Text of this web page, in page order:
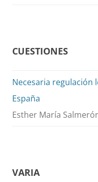
CUESTIONES
Necesaria regulación
España
Esther María
VARIA